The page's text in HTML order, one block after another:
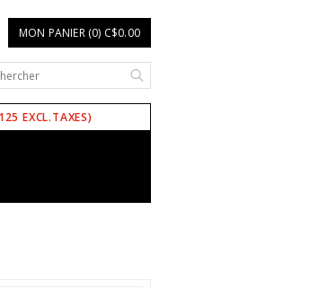
MON PANIER (0) C$0.00
EXCL.TAXES)